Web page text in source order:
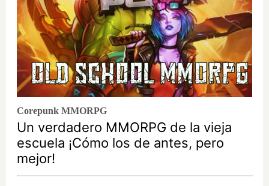
Corepunk MMORPG
Un verdadero MMORPG de la vieja
escuela ¡Cómo los de antes, pero
mejor!